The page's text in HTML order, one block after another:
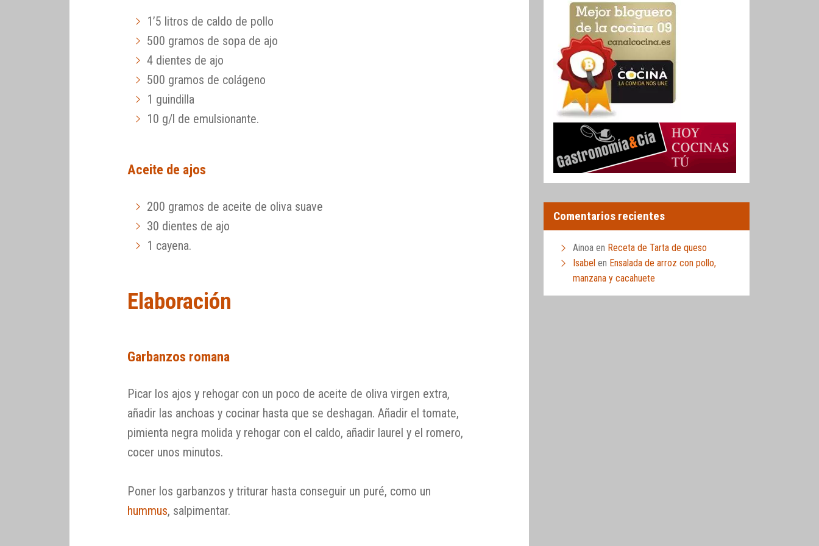
1’5 litros de caldo de pollo
500 gramos de sopa de ajo
4 dientes de ajo
500 gramos de colágeno
1 guindilla
10 g/l de emulsionante.
Aceite de ajos
200 gramos de aceite de oliva suave
30 dientes de ajo
1 cayena.
Elaboración
Garbanzos romana
Picar los ajos y rehogar con un poco de aceite de oliva virgen extra,
añadir las anchoas y cocinar hasta que se deshagan. Añadir el tomate,
pimienta negra molida y rehogar con el caldo, añadir laurel y el romero,
cocer unos minutos.
Poner los garbanzos y triturar hasta conseguir un puré, como un
hummus, salpimentar.
Comentarios recientes
Ainoa en Receta de Tarta de queso
Isabel en Ensalada de arroz con pollo,
manzana y cacahuete